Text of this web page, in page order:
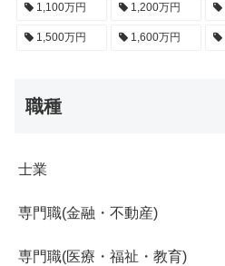
1,100万円 1,200万円
1,500万円 1,600万円
職種
士業
専門職(金融・不動産)
専門職(医療・福祉・教育)